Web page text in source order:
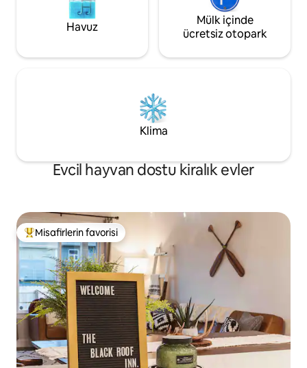
Havuz
Mülk içinde
ücretsiz otopark
Klima
Evcil hayvan dostu kiralık evler
Misafirlerin favorilerinden en beğenilenler arasında
Misafirlerin favorisi